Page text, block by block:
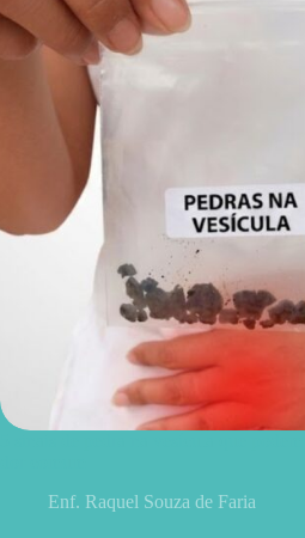
Enf. Raquel Souza de Faria